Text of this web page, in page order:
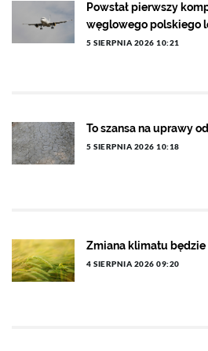
Powstał pierwszy
węglowego polskiego
5 SIERPNIA 2026 10:21
To szansa na uprawy
5 SIERPNIA 2026 10:18
Zmiana klimatu będzie
4 SIERPNIA 2026 09:20